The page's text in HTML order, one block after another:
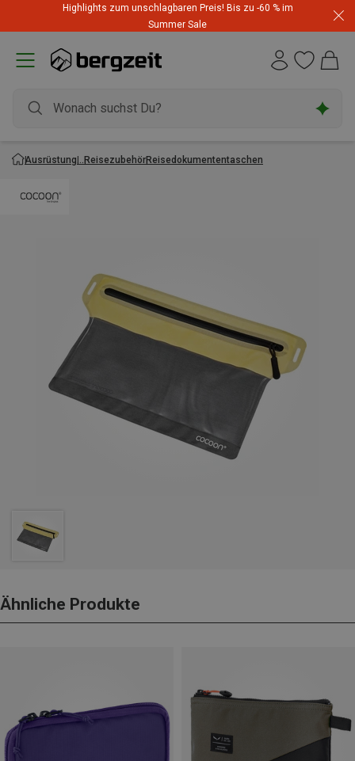
Highlights zum unschlagbaren Preis! Bis zu -60 % im
Summer Sale
Ausrüstung ReisezubehörReisedokumententaschen
Ähnliche Produkte